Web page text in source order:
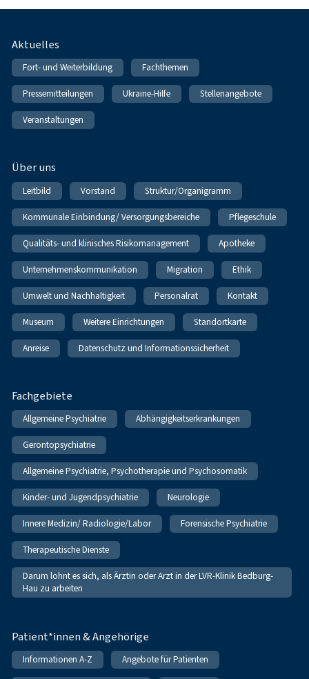
Fußnavigation
Aktuelles
Fort- und Weiterbildung Fachthemen
Pressemitteilungen Ukraine-Hilfe Stellenangebote
Veranstaltungen
Über uns
Leitbild Vorstand Struktur/Organigramm
Kommunale Einbindung/ Versorgungsbereiche Pflegeschule
Qualitäts- und klinisches Risikomanagement Apotheke
Unternehmenskommunikation Migration Ethik
Umwelt und Nachhaltigkeit Personalrat Kontakt
Museum Weitere Einrichtungen Standortkarte
Anreise Datenschutz und Informationssicherheit
Fachgebiete
Allgemeine Psychiatrie Abhängigkeitserkrankungen
Gerontopsychiatrie
Allgemeine Psychiatrie, Psychotherapie und Psychosomatik
Kinder- und Jugendpsychiatrie Neurologie
Innere Medizin/ Radiologie/Labor Forensische Psychiatrie
Therapeutische Dienste
Darum lohnt es sich, als Ärztin oder Arzt in der LVR-Klinik Bedburg-
Hau zu arbeiten
Patient*innen & Angehörige
Informationen A-Z Angebote für Patienten